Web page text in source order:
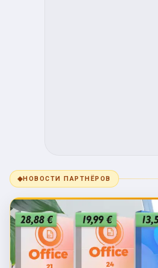
◆НОВОСТИ ПАРТНЁРОВ